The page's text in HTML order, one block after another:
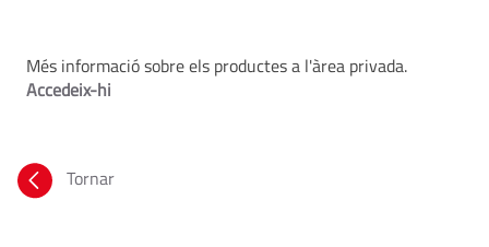
Més informació sobre els productes a l'àrea privada.
Accedeix-hi
Tornar